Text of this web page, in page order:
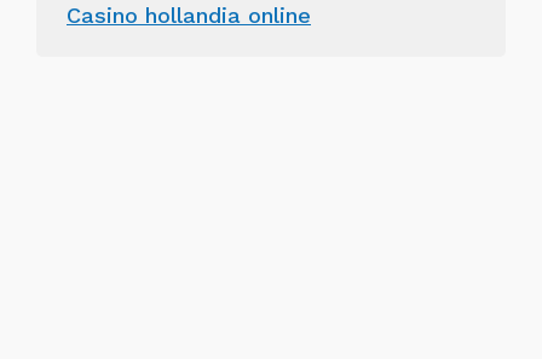
Casino hollandia online